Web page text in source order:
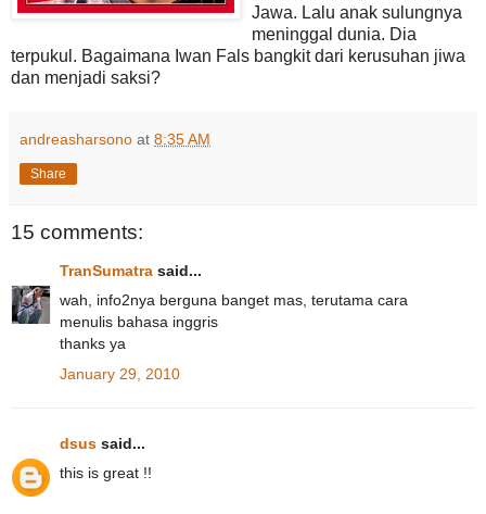
Jawa. Lalu anak sulungnya
meninggal dunia. Dia
terpukul. Bagaimana Iwan Fals bangkit dari kerusuhan jiwa
dan menjadi saksi?
andreasharsono at 8:35 AM
Share
15 comments:
TranSumatra said...
wah, info2nya berguna banget mas, terutama cara
menulis bahasa inggris
thanks ya
January 29, 2010
dsus said...
this is great !!